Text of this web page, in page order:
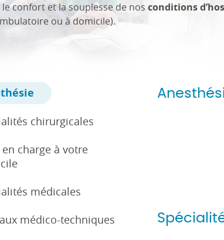
le confort et la souplesse de nos conditions
ou à domicile).
chirurgicales
en charge à votre
médicales
médico-techniques